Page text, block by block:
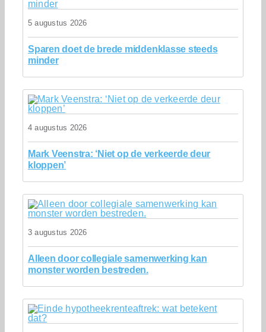
5 augustus 2026
Sparen doet de brede middenklasse steeds
minder
4 augustus 2026
Mark Veenstra: ‘Niet op de verkeerde deur
kloppen’
3 augustus 2026
Alleen door collegiale samenwerking kan
monster worden bestreden.